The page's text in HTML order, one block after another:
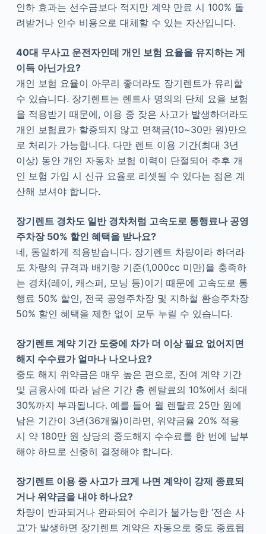
인하 효과는 선수금보다 적지만 계약 만료 시 100% 돌
려받거나 인수 비용으로 대체할 수 있는 자산입니다.
40대 무사고 운전자인데 개인 보험 요율을 유지하는 게
이득 아닌가요?
개인 보험 요율이 아무리 좋더라도 장기렌트가 유리할
수 있습니다. 장기렌트는 렌트사 명의의 단체 요율 보험
을 적용받기 때문에, 이용 중 잦은 사고가 발생하더라도
개인 보험료가 할증되지 않고 면책금(10~30만 원)만으
로 처리가 가능합니다. 다만 렌트 이용 기간(최대 3년
이상) 동안 개인 자동차 보험 이력이 단절되어 추후 개
인 보험 가입 시 신규 요율로 리셋될 수 있다는 점은 계
산해 보셔야 합니다.
장기렌트 경차도 일반 경차처럼 고속도로 통행료나 공영
주차장 50% 할인 혜택을 받나요?
네, 동일하게 적용받습니다. 장기렌트 차량이라 하더라
도 차량의 규격과 배기량 기준(1,000cc 미만)을 충족하
는 경차(레이, 캐스퍼, 모닝 등)이기 때문에 고속도로 통
행료 50% 할인, 전국 공영주차장 및 지하철 환승주차장
50% 할인 혜택을 제한 없이 모두 누릴 수 있습니다.
장기렌트 계약 기간 도중에 차가 더 이상 필요 없어지면
해지 수수료가 얼마나 나오나요?
중도 해지 위약금은 매우 높은 편으로, 잔여 계약 기간
및 금융사에 따라 남은 기간 총 렌탈료의 10%에서 최대
30%까지 부과됩니다. 예를 들어 월 렌탈료 25만 원에
남은 기간이 3년(36개월)이라면, 위약금율 20% 적용
시 약 180만 원 상당의 중도해지 수수료를 한 번에 납부
해야 하므로 신중히 결정해야 합니다.
장기렌트 이용 중 사고가 크게 나면 계약이 강제 종료되
거나 위약금을 내야 하나요?
차량이 반파되거나 완파되어 수리가 불가능한 ‘전손 사
고’가 발생하면 장기렌트 계약은 자동으로 중도 종료됩